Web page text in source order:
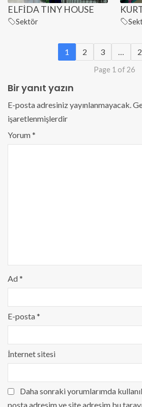
ELFİDA TINY HOUSE
Sektör
1 2 3
Page 1 of 26
Bir yanıt yazın
E-posta adresiniz yayınlanmayacak.
işaretlenmişlerdir
Yorum*
Ad*
E-posta*
İnternet sitesi
Daha sonraki yorumlarımda
posta adresim ve site adresim bu